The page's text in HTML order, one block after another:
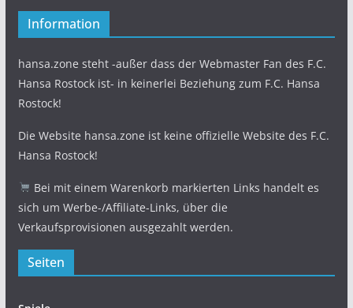
Information
hansa.zone steht -außer dass der Webmaster Fan des F.C.
Hansa Rostock ist- in keinerlei Beziehung zum F.C. Hansa
Rostock!
Die Website hansa.zone ist keine offizielle Website des F.C.
Hansa Rostock!
Bei mit einem Warenkorb markierten Links handelt es
sich um Werbe-/Affiliate-Links, über die
Verkaufsprovisionen ausgezahlt werden.
Seiten